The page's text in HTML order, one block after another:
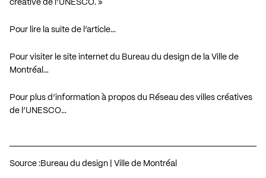
créative de l’UNESCO. »
Pour lire la suite de l’article…
Pour visiter le site internet du Bureau du design de la Ville de
Montréal…
Pour plus d’information à propos du Réseau des villes créatives
de l’UNESCO…
Source :Bureau du design | Ville de Montréal